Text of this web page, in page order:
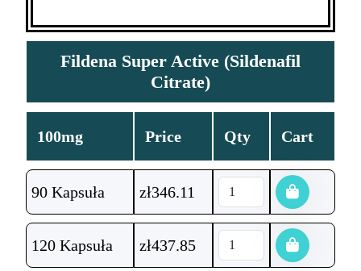
Fildena Super Active (Sildenafil
Citrate)
100mg Price Qty Cart
90 Kapsuła zł346.11
120 Kapsuła zł437.85